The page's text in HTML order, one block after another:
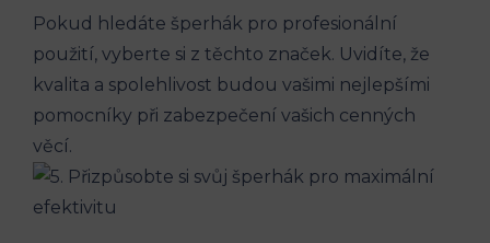
Pokud hledáte šperhák pro profesionální
použití, vyberte si z těchto značek. Uvidíte, že
kvalita a spolehlivost budou vašimi nejlepšími
pomocníky při zabezpečení vašich cenných
věcí.